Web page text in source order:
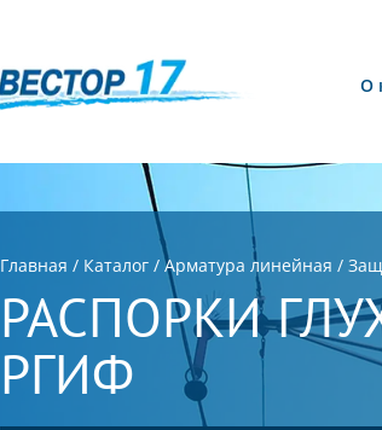
О
Главная / Каталог / Арматура линейная /
РАСПОРКИ
РГИФ